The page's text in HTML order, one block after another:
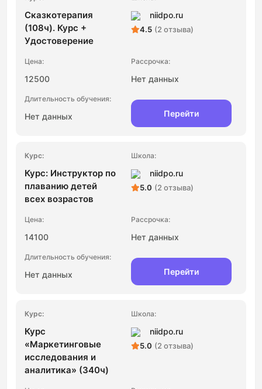
Сказкотерапия
(108ч). Курс +
Удостоверение
niidpo.ru
4.5 (2 отзыва)
12500 Нет данных
Нет данных Перейти
Курс: Инструктор по
плаванию детей
всех возрастов
niidpo.ru
5.0 (2 отзыва)
14100 Нет данных
Нет данных Перейти
Курс
«Маркетинговые
исследования и
аналитика» (340ч)
niidpo.ru
5.0 (2 отзыва)